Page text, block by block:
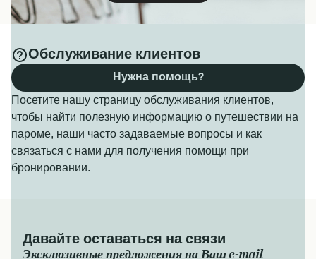
Обслуживание клиентов
Посетите нашу страницу обслуживания клиентов,
чтобы найти полезную информацию о путешествии на
пароме, наши часто задаваемые вопросы и как
связаться с нами для получения помощи при
бронировании.
Нужна помощь?
Давайте оставаться на связи
Эксклюзивные предложения на Ваш e-mail